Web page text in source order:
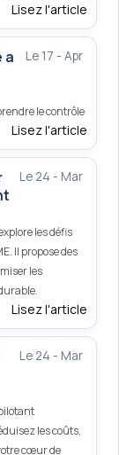
Lisez l'article
Le 17 - Apr
a
le contrôle
Lisez l'article
Le 24 - Mar
les défis
Il propose des
les
Lisez l'article
Le 24 - Mar
les coûts,
cœur de